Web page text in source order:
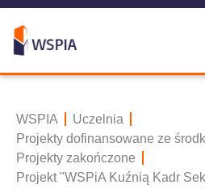
WSPIA
Uczelnia
Projekty dofinansowane ze
Projekty zakończone
Projekt "WSPiA Kuźnią Kadr